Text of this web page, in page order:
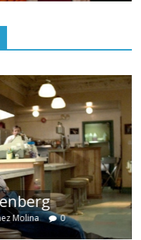
Molina 0